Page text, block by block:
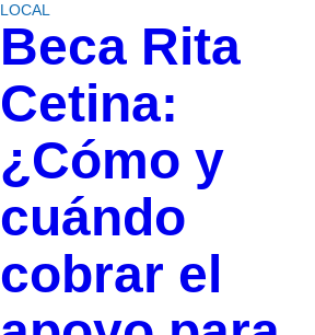
LOCAL
Beca Rita
Cetina:
¿Cómo y
cuándo
cobrar el